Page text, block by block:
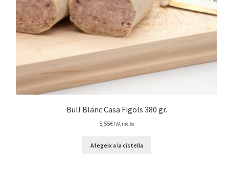
Bull Blanc Casa Figols 380 gr.
5,55€ IVA inclòs
Afegeix a la cistella